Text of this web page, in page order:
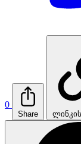
0
Share